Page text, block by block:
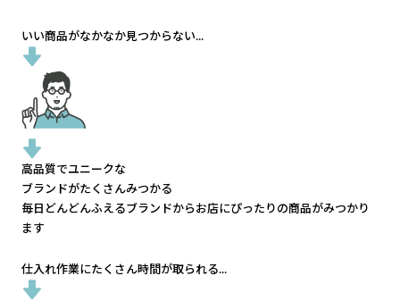
いい商品がなかなか見つからない...
高品質でユニークな
ブランドがたくさんみつかる
毎日どんどんふえるブランドからお店にぴったりの商品がみつかり
ます
仕入れ作業にたくさん時間が取られる...